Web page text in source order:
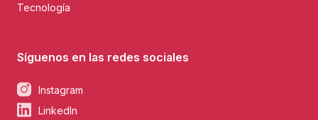
Tecnología
Síguenos en las redes sociales
Instagram
LinkedIn